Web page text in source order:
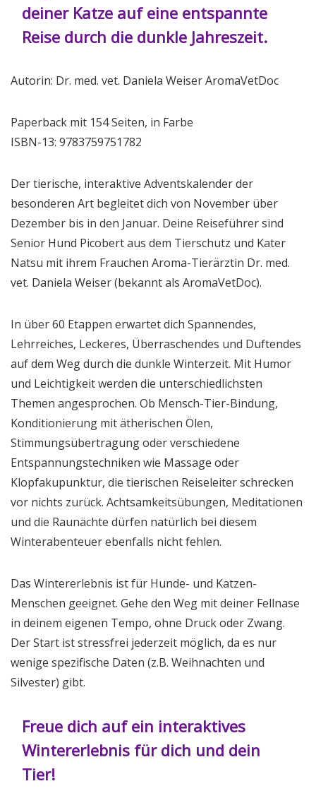
deiner Katze auf eine entspannte
Reise durch die dunkle Jahreszeit.
Autorin: Dr. med. vet. Daniela Weiser AromaVetDoc
Paperback mit 154 Seiten, in Farbe
ISBN-13: 9783759751782
Der tierische, interaktive Adventskalender der
besonderen Art begleitet dich von November über
Dezember bis in den Januar. Deine Reiseführer sind
Senior Hund Picobert aus dem Tierschutz und Kater
Natsu mit ihrem Frauchen Aroma-Tierärztin Dr. med.
vet. Daniela Weiser (bekannt als AromaVetDoc).
In über 60 Etappen erwartet dich Spannendes,
Lehrreiches, Leckeres, Überraschendes und Duftendes
auf dem Weg durch die dunkle Winterzeit. Mit Humor
und Leichtigkeit werden die unterschiedlichsten
Themen angesprochen. Ob Mensch-Tier-Bindung,
Konditionierung mit ätherischen Ölen,
Stimmungsübertragung oder verschiedene
Entspannungstechniken wie Massage oder
Klopfakupunktur, die tierischen Reiseleiter schrecken
vor nichts zurück. Achtsamkeitsübungen, Meditationen
und die Raunächte dürfen natürlich bei diesem
Winterabenteuer ebenfalls nicht fehlen.
Das Wintererlebnis ist für Hunde- und Katzen-
Menschen geeignet. Gehe den Weg mit deiner Fellnase
in deinem eigenen Tempo, ohne Druck oder Zwang.
Der Start ist stressfrei jederzeit möglich, da es nur
wenige spezifische Daten (z.B. Weihnachten und
Silvester) gibt.
Freue dich auf ein interaktives
Wintererlebnis für dich und dein
Tier!